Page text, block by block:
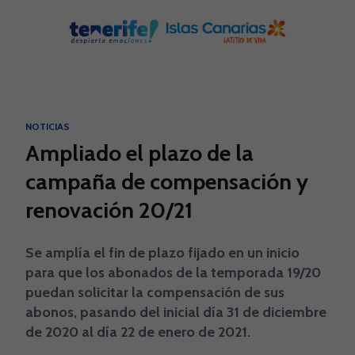
NOTICIAS
Ampliado el plazo de la
campaña de compensación y
renovación 20/21
Se amplía el fin de plazo fijado en un inicio
para que los abonados de la temporada 19/20
puedan solicitar la compensación de sus
abonos, pasando del inicial día 31 de diciembre
de 2020 al día 22 de enero de 2021.